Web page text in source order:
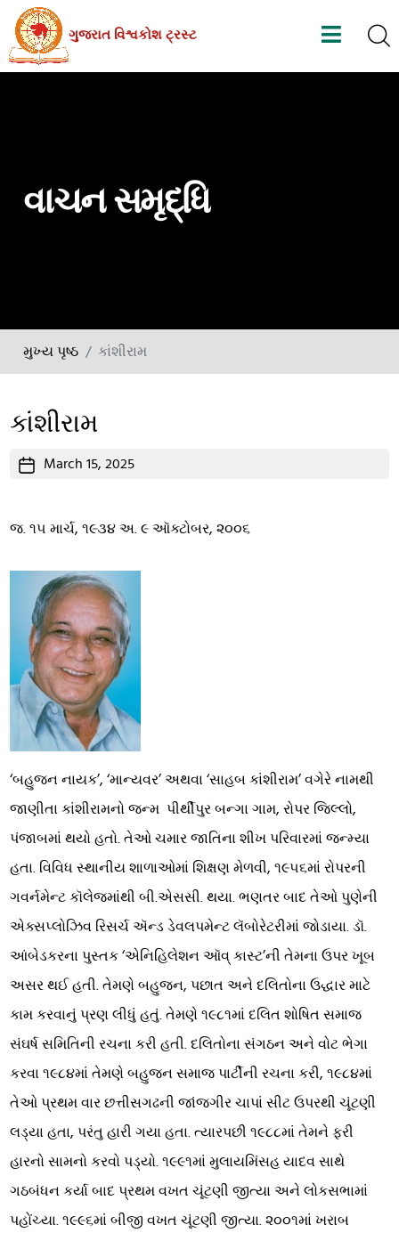
Skip
the
ગુજરાત વિશ્વકોશ ટ્રસ્ટ
વાચન સમૃદ્ધિ
મુખ્ય પૃષ્ઠ કાંશીરામ
કાંશીરામ
PostMarch 15, 2025
જ. ૧૫ માર્ચ, ૧૯૩૪ અ. ૯ ઑક્ટોબર, ૨૦૦૬
‘બહુજન નાયક’, ‘માન્યવર’ અથવા ‘સાહબ કાંશીરામ’ વગેરે નામથી
જાણીતા કાંશીરામનો જન્મ પીર્થીપુર બન્ગા ગામ, રોપર જિલ્લો,
પંજાબમાં થયો હતો. તેઓ ચમાર જાતિના શીખ પરિવારમાં જન્મ્યા
હતા. વિવિધ સ્થાનીય શાળાઓમાં શિક્ષણ મેળવી, ૧૯૫૬માં રોપરની
ગવર્નમેન્ટ કૉલેજમાંથી બી.એસસી. થયા. ભણતર બાદ તેઓ પુણેની
એક્સપ્લોઝિવ રિસર્ચ ઍન્ડ ડેવલપમેન્ટ લૅબોરેટરીમાં જોડાયા. ડૉ.
આંબેડકરના પુસ્તક ‘એનિહિલેશન ઑવ્ કાસ્ટ’ની તેમના ઉપર ખૂબ
અસર થઈ હતી. તેમણે બહુજન, પછાત અને દલિતોના ઉદ્ધાર માટે
કામ કરવાનું પ્રણ લીધું હતું. તેમણે ૧૯૮૧માં દલિત શોષિત સમાજ
સંઘર્ષ સમિતિની રચના કરી હતી. દલિતોના સંગઠન અને વોટ ભેગા
કરવા ૧૯૮૪માં તેમણે બહુજન સમાજ પાર્ટીની રચના કરી, ૧૯૮૪માં
તેઓ પ્રથમ વાર છત્તીસગઢની જાંજગીર ચાપાં સીટ ઉપરથી ચૂંટણી
લડ્યા હતા, પરંતુ હારી ગયા હતા. ત્યારપછી ૧૯૮૮માં તેમને ફરી
હારનો સામનો કરવો પડ્યો. ૧૯૯૧માં મુલાયમિંસહ યાદવ સાથે
ગઠબંધન કર્યા બાદ પ્રથમ વખત ચૂંટણી જીત્યા અને લોકસભામાં
પહોંચ્યા. ૧૯૯૬માં બીજી વખત ચૂંટણી જીત્યા. ૨૦૦૧માં ખરાબ